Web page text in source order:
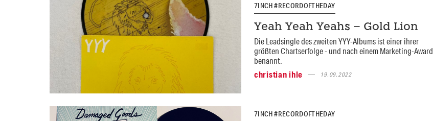
7INCH #RECORDOFTHEDAY
Yeah Yeah Yeahs – Gold Lion
Die Leadsingle des zweiten YYY-Albums ist einer ihrer
größten Chartserfolge - und nach einem Marketing-Award
benannt.
christian ihle
19.09.2022
7INCH #RECORDOFTHEDAY